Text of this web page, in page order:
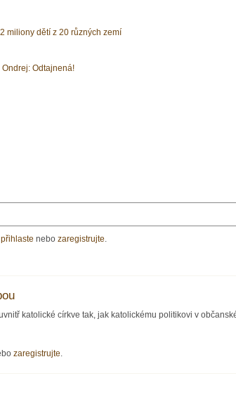
miliony dětí z 20 různých zemí
Odtajnená!
přihlaste nebozaregistrujte
katolické církve tak, jak katolickému politikovi v
zaregistrujte.